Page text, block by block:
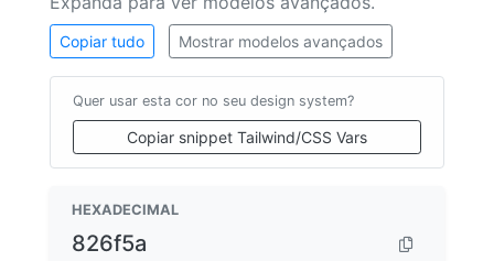
Copiar tudo Mostrar modelos avançados
Quer usar esta cor no seu design system?
Copiar snippet Tailwind/CSS Vars
HEXADECIMAL
826f5a